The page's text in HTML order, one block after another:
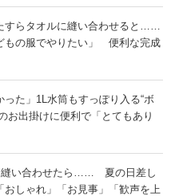
すらタオルに縫い合わせると……
もの服でやりたい」 便利な完成
った」1L水筒もすっぽり入る“ボ
お出掛けに便利で「とてもあり
縫い合わせたら…… 夏の日差し
おしゃれ」「お見事」「歓声を上